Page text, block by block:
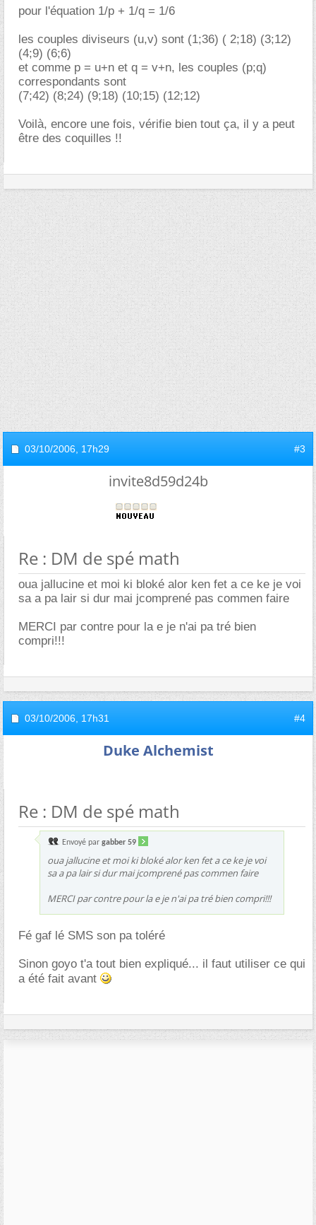
pour l'équation 1/p + 1/q = 1/6
les couples diviseurs (u,v) sont (1;36) ( 2;18) (3;12)
(4;9) (6;6)
et comme p = u+n et q = v+n, les couples (p;q)
correspondants sont
(7;42) (8;24) (9;18) (10;15) (12;12)
Voilà, encore une fois, vérifie bien tout ça, il y a peut
être des coquilles !!
03/10/2006, 17h29 #3
invite8d59d24b
Re : DM de spé math
oua jallucine et moi ki bloké alor ken fet a ce ke je voi
sa a pa lair si dur mai jcomprené pas commen faire
MERCI par contre pour la e je n'ai pa tré bien
compri!!!
03/10/2006, 17h31 #4
Duke Alchemist
Re : DM de spé math
Envoyé par gabber 59
oua jallucine et moi ki bloké alor ken fet a ce ke je voi
sa a pa lair si dur mai jcomprené pas commen faire
MERCI par contre pour la e je n'ai pa tré bien compri!!!
Fé gaf lé SMS son pa toléré
Sinon goyo t'a tout bien expliqué... il faut utiliser ce qui
a été fait avant